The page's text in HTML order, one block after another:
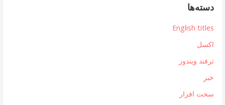
دسته‌ها
English titles
اکسل
ترفند ویندوز
خبر
سخت افزار